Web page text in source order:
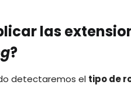
las
?
detectaremos el tipo de